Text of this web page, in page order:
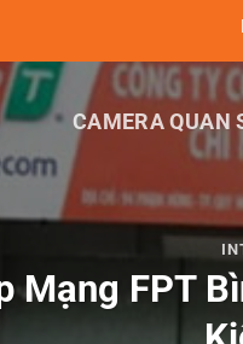
CAMERA QUAN
Mạng FPT